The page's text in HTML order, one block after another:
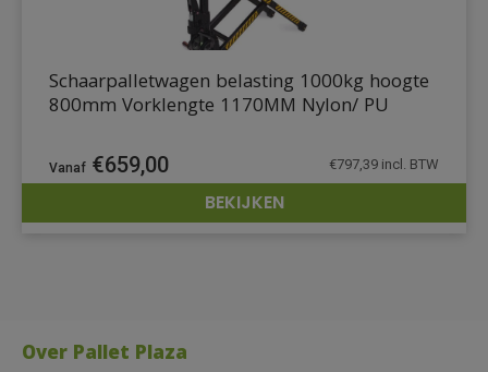
DETAILS
Schaarpalletwagen belasting 1000kg hoogte
800mm Vorklengte 1170MM Nylon/ PU
€659,00 €797,39 incl. BTW
BEKIJKEN
Over Pallet Plaza